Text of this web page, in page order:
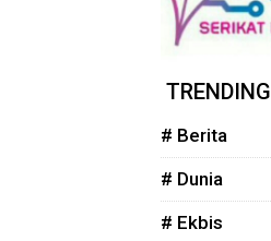
TRENDING
# Berita
# Dunia
# Ekbis